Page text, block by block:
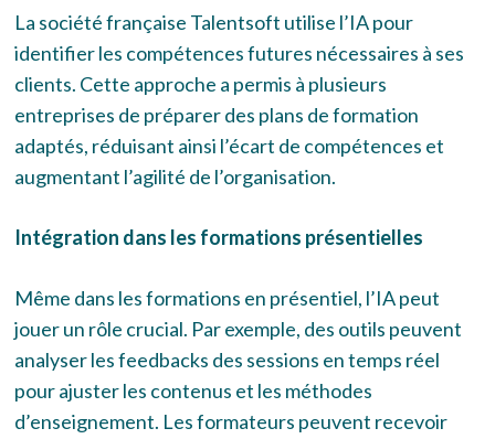
La société française Talentsoft utilise l’IA pour
identifier les compétences futures nécessaires à ses
clients. Cette approche a permis à plusieurs
entreprises de préparer des plans de formation
adaptés, réduisant ainsi l’écart de compétences et
augmentant l’agilité de l’organisation.
Intégration dans les formations présentielles
Même dans les formations en présentiel, l’IA peut
jouer un rôle crucial. Par exemple, des outils peuvent
analyser les feedbacks des sessions en temps réel
pour ajuster les contenus et les méthodes
d’enseignement. Les formateurs peuvent recevoir